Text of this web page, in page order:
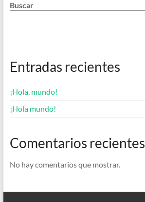
Buscar
Entradas recientes
¡Hola, mundo!
¡Hola mundo!
Comentarios recientes
No hay comentarios que mostrar.